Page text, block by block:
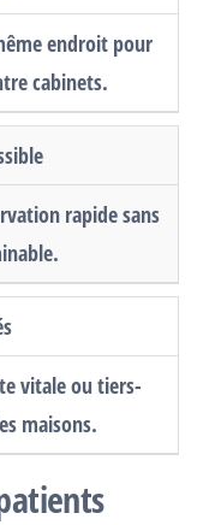
endroit pour
cabinets.
rapide sans
vitale ou tiers-
maisons.